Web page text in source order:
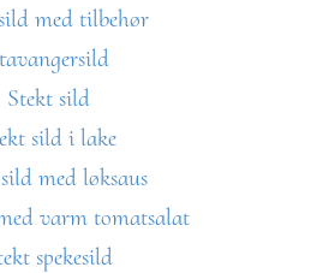
med tilbehør
Stekt sild
sild i lake
med løksaus
varm tomatsalat
spekesild